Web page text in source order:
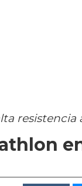
resistencia